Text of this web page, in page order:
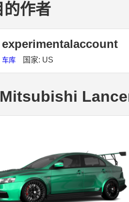
的作者
experimentalaccount
车库 国家: US